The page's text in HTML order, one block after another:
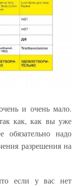
и очень мало.
как, как вы уже
надо
разрешения на
если у вас нет